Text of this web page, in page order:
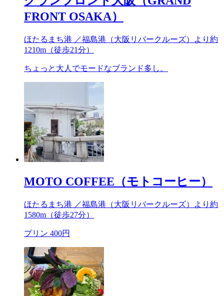
FRONT OSAKA）
ほたるまち港 ／福島港（大阪リバークルーズ）より約
1210m （徒歩21分）
ちょっと大人でモードなブランド多し。
MOTO COFFEE（モトコーヒー）
ほたるまち港 ／福島港（大阪リバークルーズ）より約
1580m （徒歩27分）
プリン 400円